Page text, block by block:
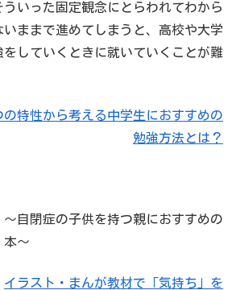
いった固定観念にとらわれてわから
ままで進めてしまうと、高校や大学
をしていくときに就いていくことが難
の特性から考える中学生におすすめの
勉強方法とは？
～自閉症の子供を持つ親におすすめの
本～
イラスト・まんが教材で「気持ち」を